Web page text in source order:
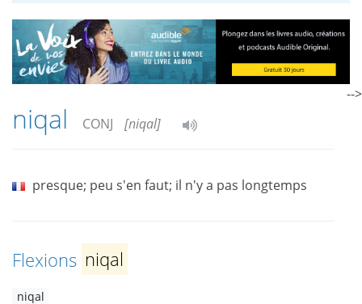
niqal CONJ [niqal]
presque; peu s'en faut; il n'y a pas longtemps
Flexions niqal
niqal
-->